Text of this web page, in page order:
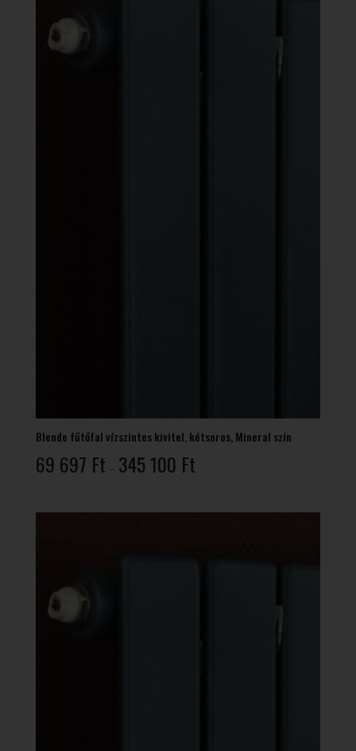
Blende fűtőfal vízszintes kivitel, kétsoros, Mineral szín
69 697 Ft – 345 100 Ft69
-